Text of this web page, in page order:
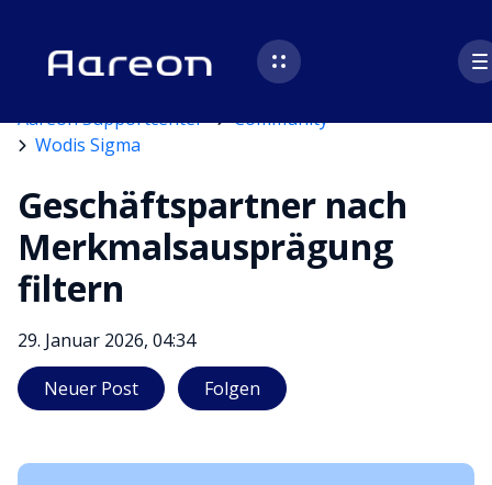
Aareon Supportcenter
Community
Wodis Sigma
Geschäftspartner nach
Merkmalsausprägung
filtern
29. Januar 2026, 04:34
Neuer Post
Folgen